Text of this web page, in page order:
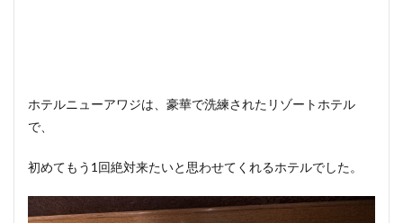
ホテルニューアワジは、豪華で洗練されたリゾートホテル
で、
初めてもう1回絶対来たいと思わせてくれるホテルでした。